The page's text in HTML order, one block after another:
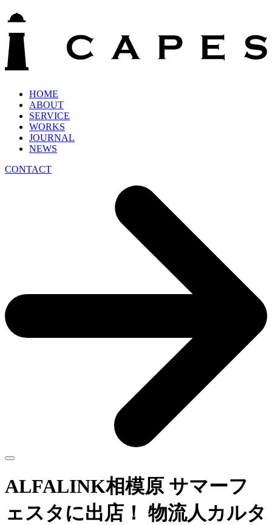
HOME
ABOUT
SERVICE
WORKS
JOURNAL
NEWS
CONTACT
ALFALINK相模原 サマーフ
ェスタに出店！ 物流人カルタ